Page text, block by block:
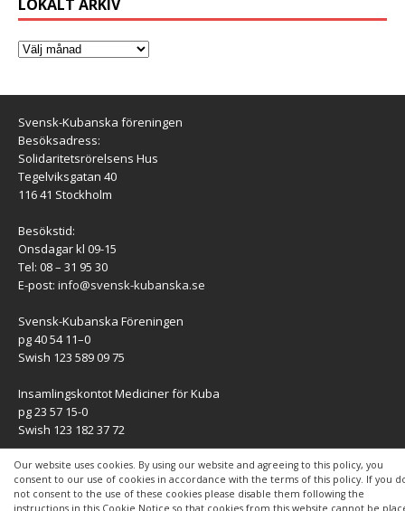
Our website uses cookies. By using our website and agreeing to this policy, you
consent to our use of cookies in accordance with the terms of this policy. If you
not consent to the use of these cookies please disable them following the
instructions in this Cookie Notice so that cookies from this website cannot be
LOKALT ARKIV
Svensk-Kubanska föreningen
Besöksadress:
Solidaritetsrörelsens Hus
Tegelviksgatan 40
116 41 Stockholm
Besökstid:
Onsdagar kl 09-15
Tel: 08 – 31 95 30
E-post: info@svensk-kubanska.se
Svensk-Kubanska Föreningen
pg 40 54 11–0
Swish 123 589 09 75
Insamlingskontot Mediciner för Kuba
pg 23 57 15-0
Swish 123 182 37 72
KONTAKT
Kontaktuppgifter